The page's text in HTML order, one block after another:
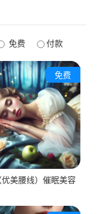
免费 付款
免费
美腰线）催眠美容